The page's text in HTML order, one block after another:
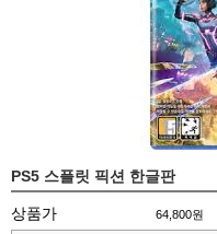
PS5 스플릿 픽션 한글판
상품가 64,800원